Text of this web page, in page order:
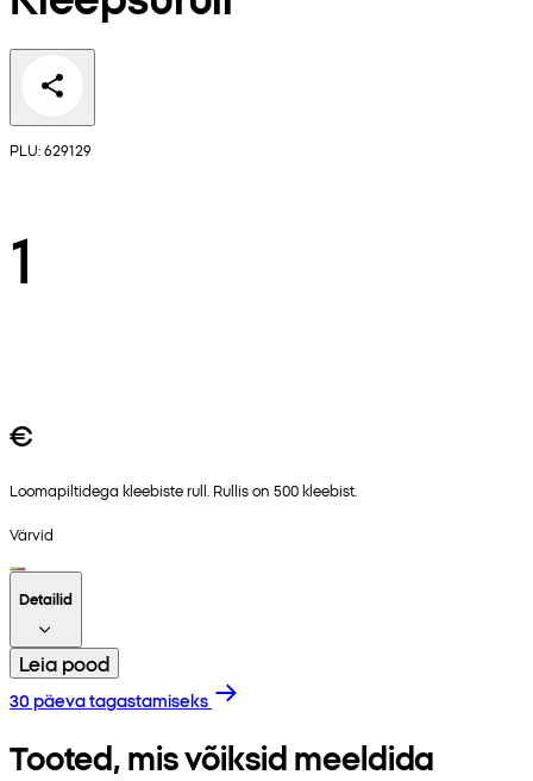
PLU: 629129
1
€
Loomapiltidega kleebiste rull. Rullis on 500 kleebist.
Värvid
Detailid
Leia pood
30 päeva tagastamiseks
Tooted, mis võiksid meeldida